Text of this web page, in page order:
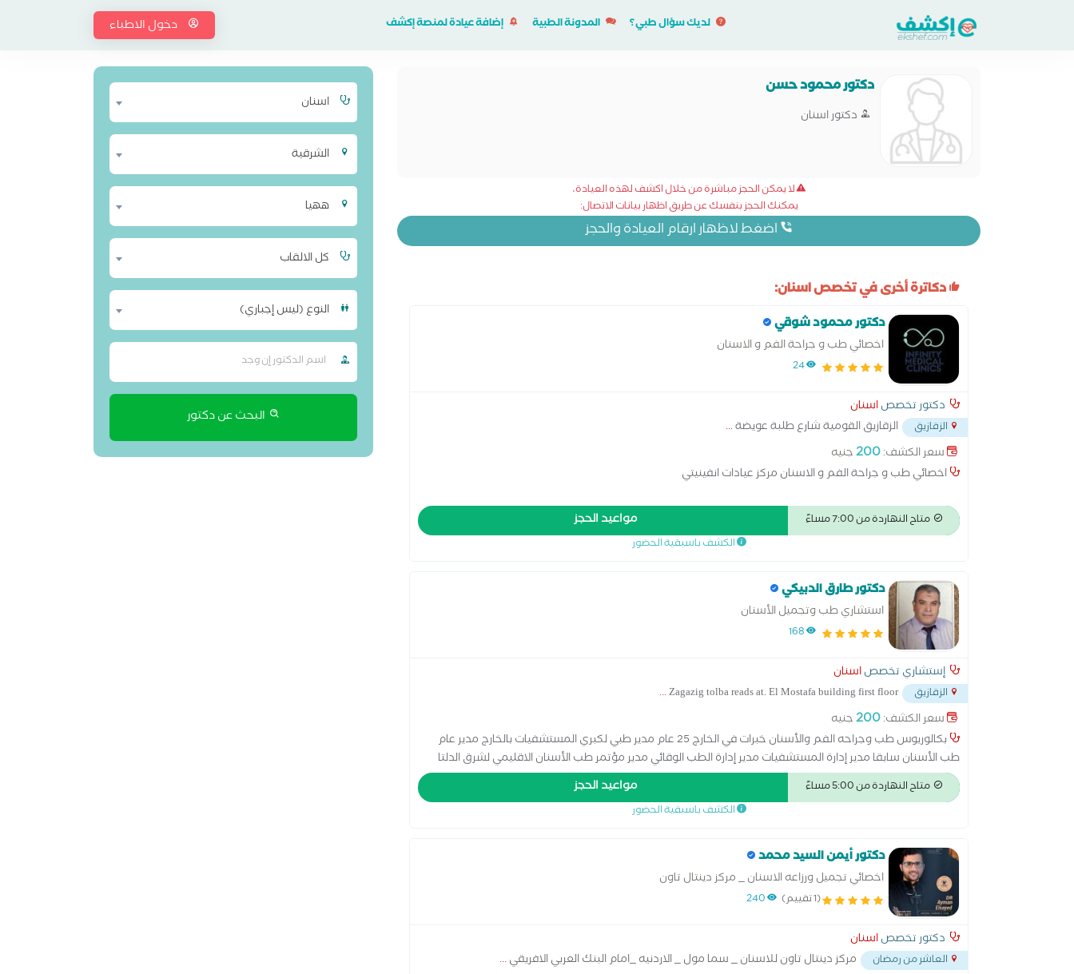
لديك سؤال طبي؟ المدونة الطبية إضافة عيادة لمنصة إكشف دخول الاطباء
دكتور محمود حسن
دكتور اسنان
لا يمكن الحجز مباشرة من خلال اكشف لهذه العيادة،
يمكنك الحجز بنفسك عن طريق اظهار بيانات الاتصال:
اضغط لاظهار ارقام العيادة والحجز
دكاترة أخرى في تخصص اسنان:
دكتور محمود شوقي
اخصائي طب و جراحة الفم و الاسنان
24
دكتور تخصصاسنان
الزقازيق الزقازيق القومية شارع طلبة عويضة...
سعر الكشف:200جنيه
اخصائي طب و جراحة الفم و الاسنان مركز عيادات انفينيتي
متاح النهاردة من 7:00 مساءً مواعيد الحجز
الكشف باسبقية الحضور
دكتور طارق الدبيكي
استشاري طب وتجميل الأسنان
168
إستشاري تخصصاسنان
الزقازيق Zagazig tolba reads at. El Mostafa building first floor
...
سعر الكشف:200جنيه
بكالوريوس طب وجراحه الفم والأسنان خبرات في الخارج 25 عام مدير طبي لكبري المستشفيات بالخارج مدير عام
طب الأسنان سابقا مدير إدارة المستشفيات مدير إدارة الطب الوقائي مدير مؤتمر طب الأسنان الاقليمي لشرق الدلتا
متاح النهاردة من 5:00 مساءً مواعيد الحجز
الكشف باسبقية الحضور
دكتور أيمن السيد محمد
اخصائي تجميل ورزاعه الاسنان _ مركز دينتال تاون
(1 تقييم) 240
دكتور تخصصاسنان
العاشر من رمضان مركز دينتال تاون للاسنان _ سما مول _ الاردنيه _امام البنك العربي الافريقي...
اسنان
الشرقية
ههيا
كل الالقاب
النوع (ليس إجباري)
البحث عن دكتور